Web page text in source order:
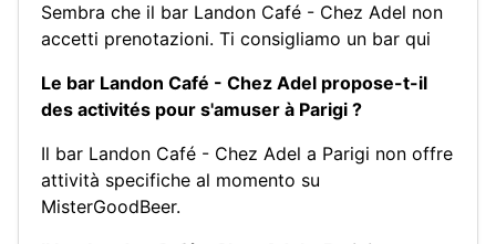
Sembra che il bar Landon Café - Chez Adel non
accetti prenotazioni. Ti consigliamo un bar qui
Le bar Landon Café - Chez Adel propose-t-il
des activités pour s'amuser à Parigi ?
Il bar Landon Café - Chez Adel a Parigi non offre
attività specifiche al momento su
MisterGoodBeer.